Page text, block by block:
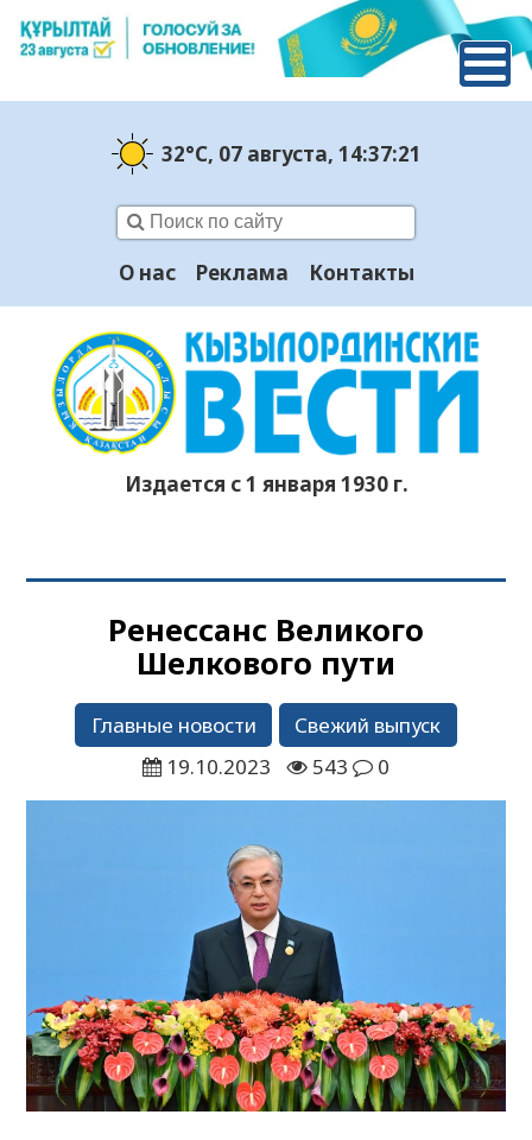
32°C, 07 августа, 14:37:22
О нас Реклама Контакты
Издается с 1 января 1930 г.
Ренессанс Великого
Шелкового пути
Главные новости
Свежий выпуск
19.10.2023
543 0